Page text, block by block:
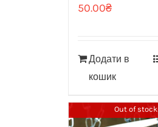
50.00₴
Додати в
кошик
Out of stock